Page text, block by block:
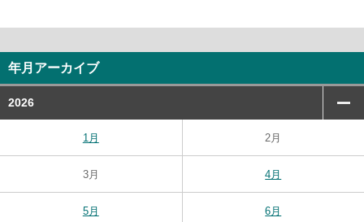
年月アーカイブ
2026
1月 2月
3月 4月
5月 6月